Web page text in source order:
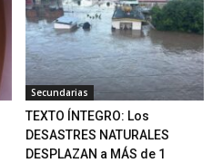
Secundarias
TEXTO ÍNTEGRO: Los
DESASTRES NATURALES
DESPLAZAN a MÁS de 1